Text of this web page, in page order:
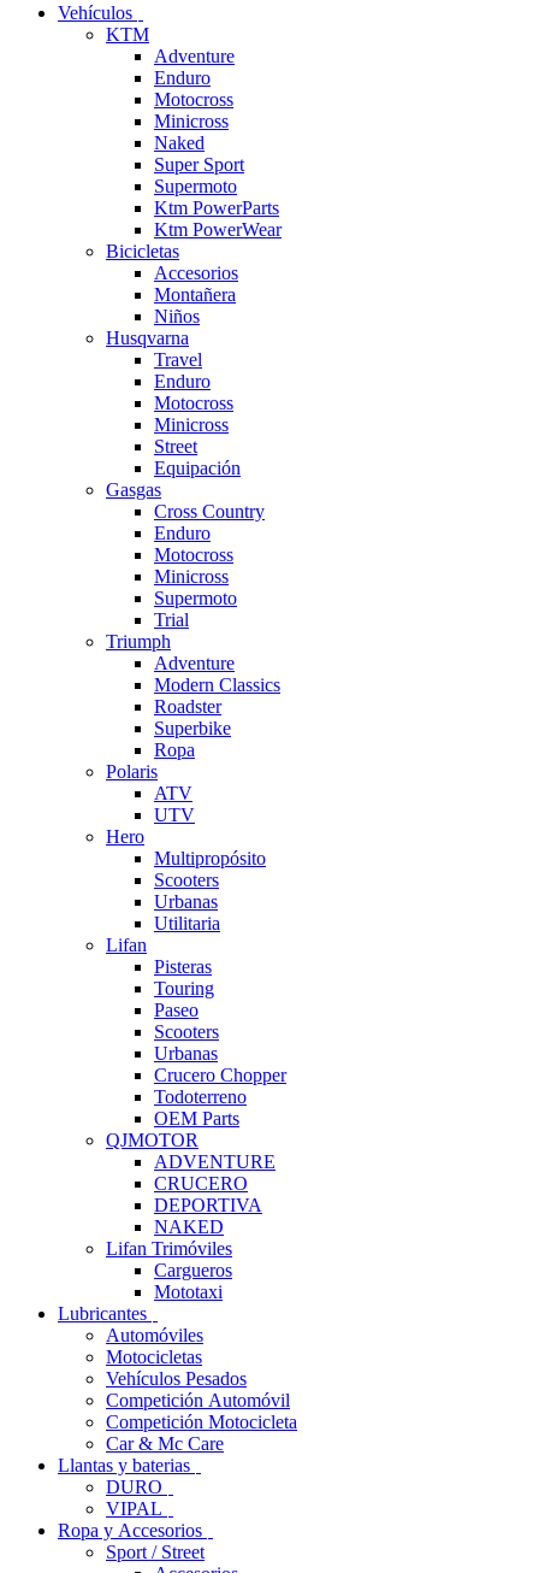
Vehículos
KTM
Adventure
Enduro
Motocross
Minicross
Naked
Super Sport
Supermoto
Ktm PowerParts
Ktm PowerWear
Bicicletas
Accesorios
Montañera
Niños
Husqvarna
Travel
Enduro
Motocross
Minicross
Street
Equipación
Gasgas
Cross Country
Enduro
Motocross
Minicross
Supermoto
Trial
Triumph
Adventure
Modern Classics
Roadster
Superbike
Ropa
Polaris
ATV
UTV
Hero
Multipropósito
Scooters
Urbanas
Utilitaria
Lifan
Pisteras
Touring
Paseo
Scooters
Urbanas
Crucero Chopper
Todoterreno
OEM Parts
QJMOTOR
ADVENTURE
CRUCERO
DEPORTIVA
NAKED
Lifan Trimóviles
Cargueros
Mototaxi
Lubricantes
Automóviles
Motocicletas
Vehículos Pesados
Competición Automóvil
Competición Motocicleta
Car & Mc Care
Llantas y baterias
DURO
VIPAL
Ropa y Accesorios
Sport / Street